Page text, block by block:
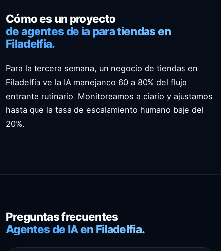
Cómo es un proyecto
de agentes de ia para tiendas en
Filadelfia.
Para la tercera semana, un negocio de tiendas en
Filadelfia ve la IA manejando 60 a 80% del flujo
entrante rutinario. Monitoreamos a diario y ajustamos
hasta que la tasa de escalamiento humano baje del
20%.
Preguntas frecuentes
Agentes de IA en Filadelfia.